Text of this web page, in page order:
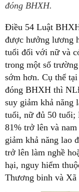
đóng BHXH.
Điều 54 Luật
được hưởng lương
tuổi đối với nữ và
trong một số
sớm hơn. Cụ thể
đóng BHXH thì
suy giảm khả năng
tuổi, nữ đủ 50 tuổi;
81% trở lên và
giảm khả năng lao
trở lên làm nghề
hại, nguy hiểm
Thương binh và Xã